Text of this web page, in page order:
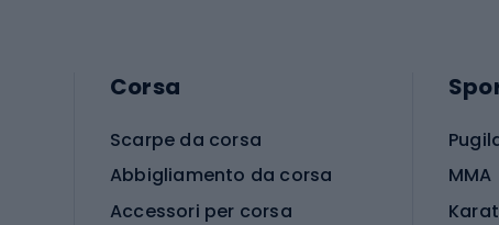
Corsa
Scarpe da corsa
Abbigliamento da corsa
Accessori per corsa
MMA